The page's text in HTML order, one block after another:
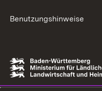
Benutzungshinweise